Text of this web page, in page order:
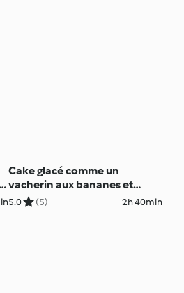
Cake glacé comme un
vacherin aux bananes et
framboises
5.0 (5) 2h 40min